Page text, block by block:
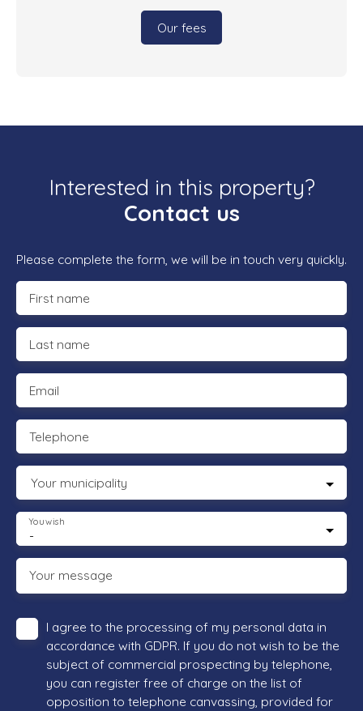
Our fees
Interested in this property?
Contact us
Please complete the form, we will be in touch very quickly.
First name
Last name
Email
Telephone
Your municipality
-
You wish
Your message
I agree to the processing of my personal data in
accordance with GDPR. If you do not wish to be the
subject of commercial prospecting by telephone,
you can register free of charge on the list of
opposition to telephone canvassing, provided for